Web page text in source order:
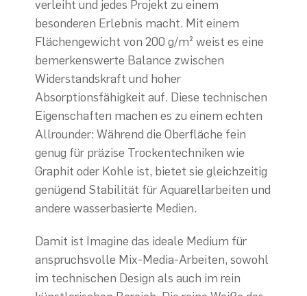
verleiht und jedes Projekt zu einem
besonderen Erlebnis macht. Mit einem
Flächengewicht von 200 g/m² weist es eine
bemerkenswerte Balance zwischen
Widerstandskraft und hoher
Absorptionsfähigkeit auf. Diese technischen
Eigenschaften machen es zu einem echten
Allrounder: Während die Oberfläche fein
genug für präzise Trockentechniken wie
Graphit oder Kohle ist, bietet sie gleichzeitig
genügend Stabilität für Aquarellarbeiten und
andere wasserbasierte Medien.
Damit ist Imagine das ideale Medium für
anspruchsvolle Mix-Media-Arbeiten, sowohl
im technischen Design als auch im rein